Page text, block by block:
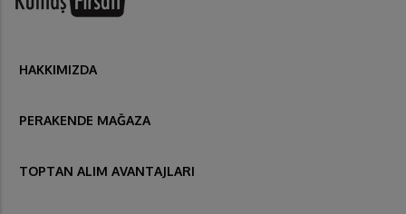
HAKKIMIZDA
PERAKENDE MAĞAZA
TOPTAN ALIM AVANTAJLARI